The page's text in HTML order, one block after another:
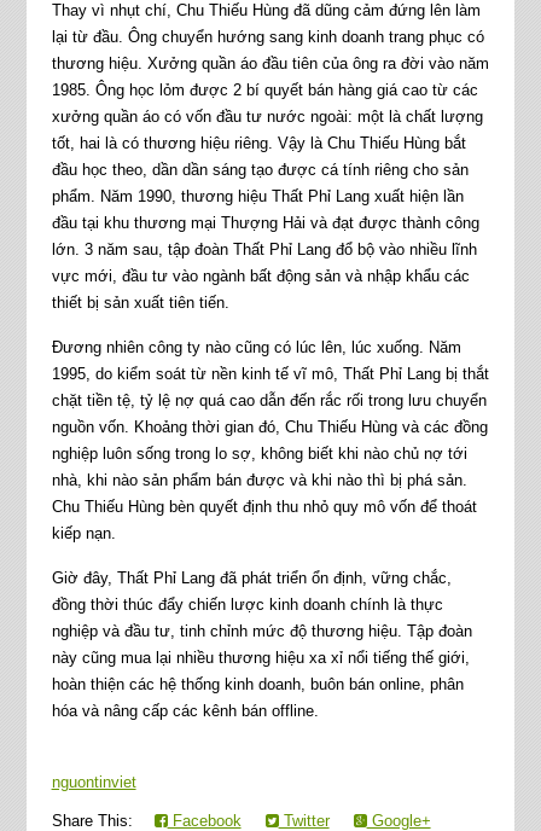
Thay vì nhụt chí, Chu Thiếu Hùng đã dũng cảm đứng lên làm
lại từ đầu. Ông chuyển hướng sang kinh doanh trang phục có
thương hiệu. Xưởng quần áo đầu tiên của ông ra đời vào năm
1985. Ông học lỏm được 2 bí quyết bán hàng giá cao từ các
xưởng quần áo có vốn đầu tư nước ngoài: một là chất lượng
tốt, hai là có thương hiệu riêng. Vậy là Chu Thiếu Hùng bắt
đầu học theo, dần dần sáng tạo được cá tính riêng cho sản
phẩm. Năm 1990, thương hiệu Thất Phỉ Lang xuất hiện lần
đầu tại khu thương mại Thượng Hải và đạt được thành công
lớn. 3 năm sau, tập đoàn Thất Phỉ Lang đổ bộ vào nhiều lĩnh
vực mới, đầu tư vào ngành bất động sản và nhập khẩu các
thiết bị sản xuất tiên tiến.
Đương nhiên công ty nào cũng có lúc lên, lúc xuống. Năm
1995, do kiểm soát từ nền kinh tế vĩ mô, Thất Phỉ Lang bị thắt
chặt tiền tệ, tỷ lệ nợ quá cao dẫn đến rắc rối trong lưu chuyển
nguồn vốn. Khoảng thời gian đó, Chu Thiếu Hùng và các đồng
nghiệp luôn sống trong lo sợ, không biết khi nào chủ nợ tới
nhà, khi nào sản phẩm bán được và khi nào thì bị phá sản.
Chu Thiếu Hùng bèn quyết định thu nhỏ quy mô vốn để thoát
kiếp nạn.
Giờ đây, Thất Phỉ Lang đã phát triển ổn định, vững chắc,
đồng thời thúc đẩy chiến lược kinh doanh chính là thực
nghiệp và đầu tư, tinh chỉnh mức độ thương hiệu. Tập đoàn
này cũng mua lại nhiều thương hiệu xa xỉ nổi tiếng thế giới,
hoàn thiện các hệ thống kinh doanh, buôn bán online, phân
hóa và nâng cấp các kênh bán offline.
nguontinviet
Share This: Facebook Twitter
Google+